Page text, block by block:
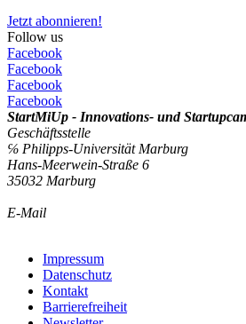
Jetzt abonnieren!
Follow us
Facebook
Facebook
Facebook
Facebook
StartMiUp - Innovations- und
Geschäftsstelle
℅ Philipps-Universität Marburg
Hans-Meerwein-Straße 6
35032 Marburg
E-Mail
Impressum
Datenschutz
Kontakt
Barrierefreiheit